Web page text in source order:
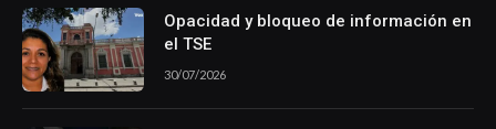
Opacidad y bloqueo de información en
el TSE
30/07/2026